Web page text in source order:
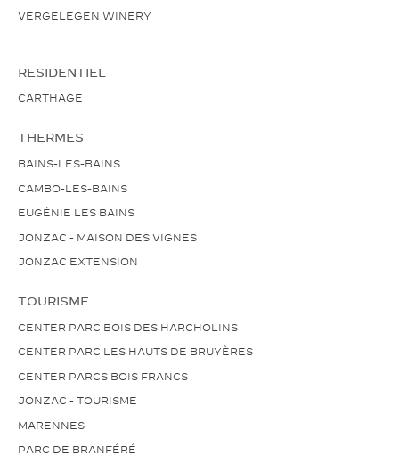
VERGELEGEN WINERY
RESIDENTIEL
CARTHAGE
THERMES
BAINS-LES-BAINS
CAMBO-LES-BAINS
EUGÉNIE LES BAINS
JONZAC - MAISON DES VIGNES
JONZAC EXTENSION
TOURISME
CENTER PARC BOIS DES HARCHOLINS
CENTER PARC LES HAUTS DE BRUYÈRES
CENTER PARCS BOIS FRANCS
JONZAC - TOURISME
MARENNES
PARC DE BRANFÉRÉ